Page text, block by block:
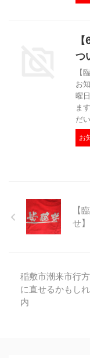
つ
【
お
曜
ま
だ
お
【
せ】
稲敷市潮来市行
に直せるかもし
内